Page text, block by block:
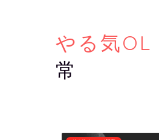
やる気OL
常